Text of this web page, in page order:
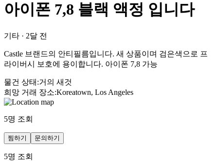
아이폰 7,8 블랙 액정 입니다
기타 · 2달 전
Castle 브랜드의 안티필름입니다. 새 상품이며 검은색으로 프
라이버시 보호에 용이합니다. 아이폰 7,8 가능
물건 상태 :거의 새것
희망 거래 장소:Koreatown, Los Angeles
5명 조회
찜하기 문의하기
5명 조회